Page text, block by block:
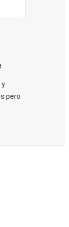
y
pero